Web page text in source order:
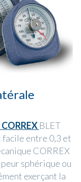
BLET
facile entre 0,3 et
CORREX
sphérique ou
exerçant la